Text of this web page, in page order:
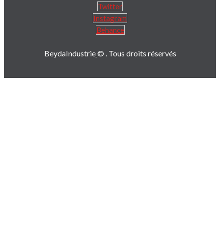
Twitter
Instagram
Behance
BeydaIndustrie© . Tous droits réservés